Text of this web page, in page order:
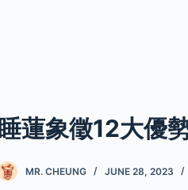
睡蓮象徵12大優
MR. CHEUNG JUNE 28, 2023